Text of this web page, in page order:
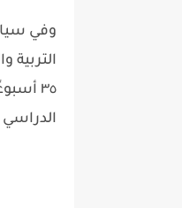
وفي
الدراسي الأول و٩٦ يوما